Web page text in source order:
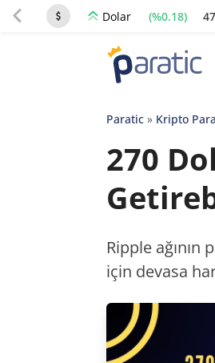
Dolar (%0.18)
Paratic» Kripto
270
Ripple
için devasa